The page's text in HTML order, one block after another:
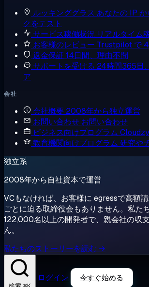
ルッキンググラス あなたの IP
クをテスト
サービス稼働状況 リアルタイム
お客様のレビュー Trustpilot で
返金保証 14日間、理由不問
サポートを受ける 24時間365日
ア
会社
会社概要 2008年から独立運営
お問い合わせ お問い合わせ
ビジネス向けプログラム
教育機関向けプログラム 研究や
独立系
2008年から自社資本で運営
VCもなければ、お客様に egressで高額
ごとに迫る取締役会もありません。私た
122,000名以上の開発者で、親会社の収
ん。
私たちのストーリーを読む →
ログイン 今すぐ始める